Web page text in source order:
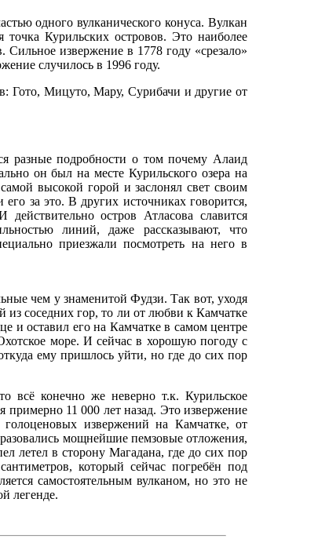
одного вулканического конуса. Вулкан
Курильских островов. Это наиболее
Сильное извержение в 1778 году «срезало»
случилось в 1996 году.
Гото, Мицуто, Мару, Сурибачи и другие от
разные подробности о том почему Алаид
он был на месте Курильского озера на
высокой горой и заслонял свет своим
за это. В других источниках говорится,
остров Атласова славится
линий, даже рассказывают, что
приезжали посмотреть на него в
чем у знаменитой Фудзи. Так вот, уходя
соседних гор, то ли от любви к Камчатке
и оставил его на Камчатке в самом центре
море. И сейчас в хорошую погоду с
ему пришлось уйти, но где до сих пор
всё конечно же неверно т.к. Курильское
примерно 11 000 лет назад. Это извержение
извержений на Камчатке, от
мощнейшие пемзовые отложения,
летел в сторону Магадана, где до сих пор
который сейчас погребён под
самостоятельным вулканом, но это не
легенде.